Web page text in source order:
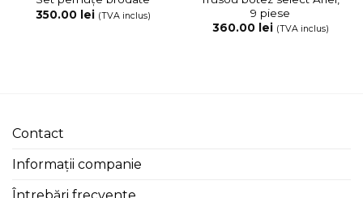
350.00
lei (TVA inclus)
9 piese
360.00
lei (TVA inclus)
Contact
Informații companie